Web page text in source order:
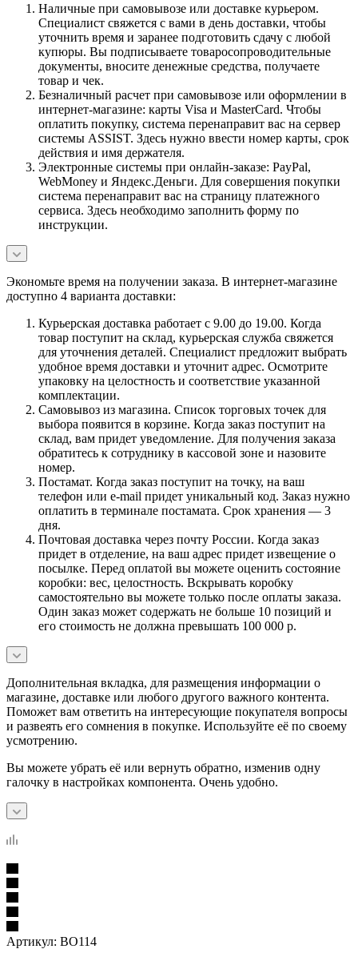
Наличные при самовывозе или доставке курьером.
Специалист свяжется с вами в день доставки, чтобы
уточнить время и заранее подготовить сдачу с любой
купюры. Вы подписываете товаросопроводительные
документы, вносите денежные средства, получаете
товар и чек.
Безналичный расчет при самовывозе или оформлении в
интернет-магазине: карты Visa и MasterCard. Чтобы
оплатить покупку, система перенаправит вас на сервер
системы ASSIST. Здесь нужно ввести номер карты, срок
действия и имя держателя.
Электронные системы при онлайн-заказе: PayPal,
WebMoney и Яндекс.Деньги. Для совершения покупки
система перенаправит вас на страницу платежного
сервиса. Здесь необходимо заполнить форму по
инструкции.
Экономьте время на получении заказа. В интернет-магазине
доступно 4 варианта доставки:
Курьерская доставка работает с 9.00 до 19.00. Когда
товар поступит на склад, курьерская служба свяжется
для уточнения деталей. Специалист предложит выбрать
удобное время доставки и уточнит адрес. Осмотрите
упаковку на целостность и соответствие указанной
комплектации.
Самовывоз из магазина. Список торговых точек для
выбора появится в корзине. Когда заказ поступит на
склад, вам придет уведомление. Для получения заказа
обратитесь к сотруднику в кассовой зоне и назовите
номер.
Постамат. Когда заказ поступит на точку, на ваш
телефон или e-mail придет уникальный код. Заказ нужно
оплатить в терминале постамата. Срок хранения — 3
дня.
Почтовая доставка через почту России. Когда заказ
придет в отделение, на ваш адрес придет извещение о
посылке. Перед оплатой вы можете оценить состояние
коробки: вес, целостность. Вскрывать коробку
самостоятельно вы можете только после оплаты заказа.
Один заказ может содержать не больше 10 позиций и
его стоимость не должна превышать 100 000 р.
Дополнительная вкладка, для размещения информации о
магазине, доставке или любого другого важного контента.
Поможет вам ответить на интересующие покупателя вопросы
и развеять его сомнения в покупке. Используйте её по своему
усмотрению.
Вы можете убрать её или вернуть обратно, изменив одну
галочку в настройках компонента. Очень удобно.
Артикул: BO114